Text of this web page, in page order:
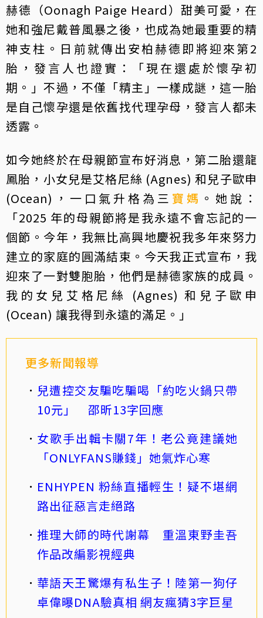
赫德（Oonagh Paige Heard）甜美可愛，在
她和強尼戴普風暴之後，也成為她最重要的精
神支柱。日前就傳出安柏赫德即將迎來第2
胎，發言人也證實：「現在還處於懷孕初
期。」不過，不僅「精主」一樣成謎，這一胎
是自己懷孕還是依舊找代理孕母，發言人都未
透露。
如今她終於在母親節宣布好消息，第二胎還龍
鳳胎，小女兒是艾格尼絲 (Agnes) 和兒子歐申
(Ocean)，一口氣升格為三 寶媽 。她說：
「2025 年的母親節將是我永遠不會忘記的一
個節。今年，我無比高興地慶祝我多年來努力
建立的家庭的圓滿結束。今天我正式宣布，我
迎來了一對雙胞胎，他們是赫德家族的成員。
我的女兒艾格尼絲 (Agnes) 和兒子歐申
(Ocean) 讓我得到永遠的滿足。」
更多新聞報導
兒遭控交友騙吃騙喝「約吃火鍋只帶
10元」 邵昕13字回應
女歌手出輯卡關7年！老公竟建議她
「ONLYFANS賺錢」她氣炸心寒
ENHYPEN 粉絲直播輕生！疑不堪網
路出征惡言走絕路
推理大師的時代謝幕 重溫東野圭吾
作品改編影視經典
華語天王驚爆有私生子！陸第一狗仔
卓偉曝DNA驗真相 網友瘋猜3字巨星